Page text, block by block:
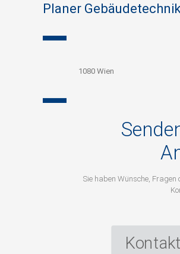
Planer
1080 Wien
Sie haben Wünsche, Fragen